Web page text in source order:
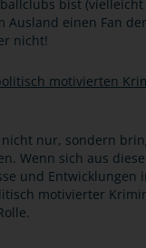
bist
einen Fan
nicht!
motivierten
nur, sondern
Wenn sich aus
und
motivierter